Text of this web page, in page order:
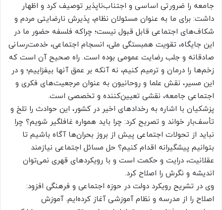
جامعه را ضرورتی اساسی و اجتناب‌ناپذیر توصیف کرد و اظهار
داشت: برای ما به عنوان مسئولان نظام، پذیرش نارضایتی مردم و
شکاف‌های اجتماعی قابل قبول نیست؛ چراکه فلسفه حضور ما در
این جایگاه، تقویت همبستگی ملی، انسجام اجتماعی، خدمت‌رسانی
صادقانه و جلب رضایت عمومی بوده است. راه صحیح آن است که
زخم‌ها را درمان و ترمیم کنیم، نه آنکه بر عمق آنها بیفزاییم؛ و در
این مسیر، نقش علما و روحانیون به عنوان مرجعیت‌های فکری و
اجتماعی جامعه، نقشی تعیین‌کننده و تخصصی است.
پزشکیان با اشاره به رخدادهای اخیر در کشور، این حوادث را تلخ و
تأسف‌بار خواند و تصریح کرد: چرا باید همواره غافلگیر شویم؟ چرا
نباید از تحولات اجتماعی پیش از بروز بحران‌ها آگاه باشیم تا
بتوانیم پیشگیرانه اقدام کنیم؟ حل مسائل اجتماعی نیازمند
عقلانیت، درایت و حکمت است و با رویکردهای قهری نمی‌توان
اندیشه و نگرش را اصلاح کرد.
وی در تشریح رویکرد دولت در حوزه اجتماعی و فرهنگی افزود:
اصلاح را از مدرسه و نظام آموزشی آغاز کرده‌ایم. آموزش